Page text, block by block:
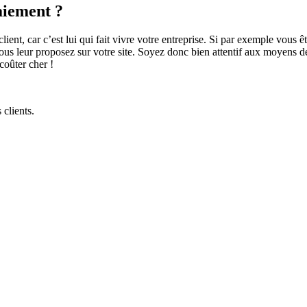
?
car c’est lui qui fait vivre votre entreprise. Si par exemple vous
leur proposez sur votre site. Soyez donc bien attentif aux moyens
cher !
clients.